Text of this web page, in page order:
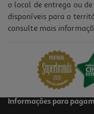
Ambientador Arbre Magique
o local de entrega ou
disponíveis para o
consulte mais
Informações para